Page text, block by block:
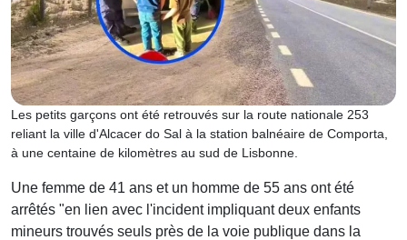
Les petits garçons ont été retrouvés sur la route nationale 253
reliant la ville d'Alcacer do Sal à la station balnéaire de Comporta,
à une centaine de kilomètres au sud de Lisbonne.
Une femme de 41 ans et un homme de 55 ans ont été
arrêtés "en lien avec l'incident impliquant deux enfants
mineurs trouvés seuls près de la voie publique dans la